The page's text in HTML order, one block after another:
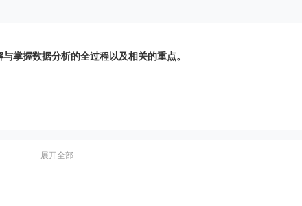
掌握数据分析的全过程以及相关的重点。
点。
展开全部